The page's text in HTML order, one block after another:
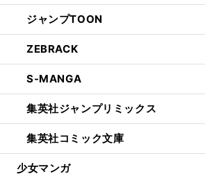
ジャンプTOON
ZEBRACK
S-MANGA
集英社ジャンプリミックス
集英社コミック文庫
少女マンガ